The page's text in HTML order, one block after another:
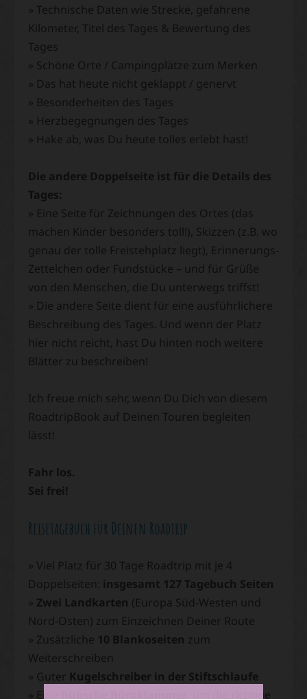
» Technische Daten wie Strecke, gefahrene
Kilometer, Titel des Tages & Bewertung des
Tages
» Schöne Orte / Campingplätze zum Merken
» Das hat heute nicht geklappt / genervt
» Besonderheiten des Tages
» Herzbegegnungen des Tages
» Hake ab, was Du heute tolles erlebt hast!
Die andere Doppelseite ist für die Details des
Tages:
» Eine Seite für Zeichnungen des Ortes (das
machen Kinder besonders toll!), Skizzen (z.B. wo
genau der tolle Freistehplatz liegt), Erinnerungs-
Zettelchen oder Fundstücke – und für Grüße
von den Menschen, die Du unterwegs triffst!
» Die andere Seite dient für eine ausführlichere
Beschreibung des Tages. Und wenn der Platz
hier nicht reicht, hast Du hinten noch weitere
Blätter zu beschreiben!
Ich freue mich sehr, wenn Du Dich von diesem
RoadtripBook auf Deinen Touren begleiten
lässt!
Fahr los.
Sei frei!
Reisetagebuch für Deinen Roadtrip
» Viel Platz für 30 Tage Roadtrip mit je 4
Doppelseiten: insgesamt 127 Tagebuch Seiten
» Zwei Landkarten (Europa Süd-Westen und
Nord-Osten) zum Einzeichnen Deiner Route
» Zusätzliche 10 Blankoseiten zum
Weiterschreiben
» Guter Kugelschreiber in der Stiftschlaufe
» Eine
, um die richtige